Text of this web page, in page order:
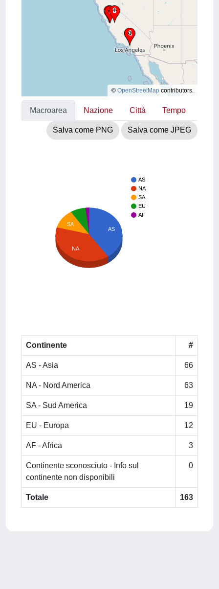
© OpenStreetMap contributors.
Macroarea Nazione Città Tempo
Salva come PNG Salva come JPEG
AS
NA
SA
EU
AF
AS
SA
NA
Continente #
AS - Asia 66
NA - Nord America 63
SA - Sud America 19
EU - Europa 12
AF - Africa 3
Continente sconosciuto - Info sul
continente non disponibili
0
Totale 163